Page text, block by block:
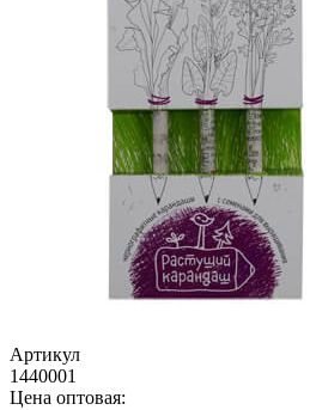
Артикул
1440001
Цена оптовая: